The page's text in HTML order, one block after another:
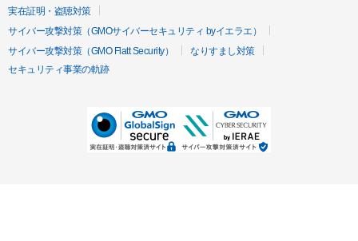
実在証明・盗聴対策
サイバー攻撃対策（GMOサイバーセキュリティ byイエラエ）
サイバー攻撃対策（GMO Flatt Security）
なりすまし対策
セキュリティ事業の軌跡